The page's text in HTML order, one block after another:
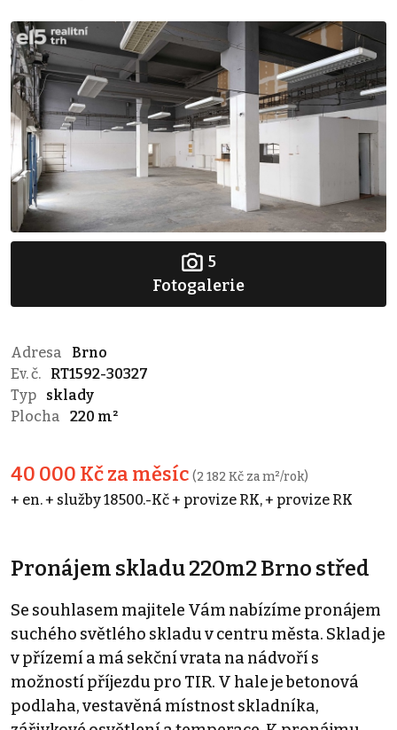
5
Fotogalerie
Adresa
Brno
Ev. č.
RT1592-30327
Typ
sklady
Plocha
220 m²
40 000 Kč za měsíc (2 182 Kč za m²/rok)
+ en. + služby 18500.-Kč + provize RK, + provize RK
Pronájem skladu 220m2 Brno střed
Se souhlasem majitele Vám nabízíme pronájem
suchého světlého skladu v centru města. Sklad je
v přízemí a má sekční vrata na nádvoří s
možností příjezdu pro TIR. V hale je betonová
podlaha, vestavěná místnost skladníka,